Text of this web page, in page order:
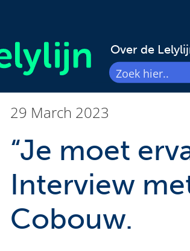
Over de
29 March 2023
“Je moet
Interview
Cobouw.